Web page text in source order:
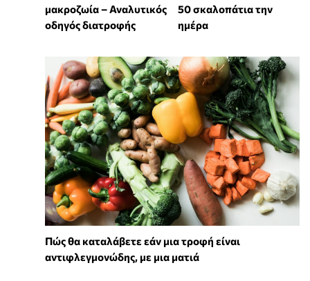
μακροζωία – Αναλυτικός
οδηγός διατροφής
50 σκαλοπάτια την
ημέρα
Πώς θα καταλάβετε εάν μια τροφή είναι
αντιφλεγμονώδης, με μια ματιά